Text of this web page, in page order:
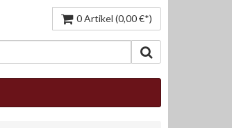
0 Artikel (0,00 €*)